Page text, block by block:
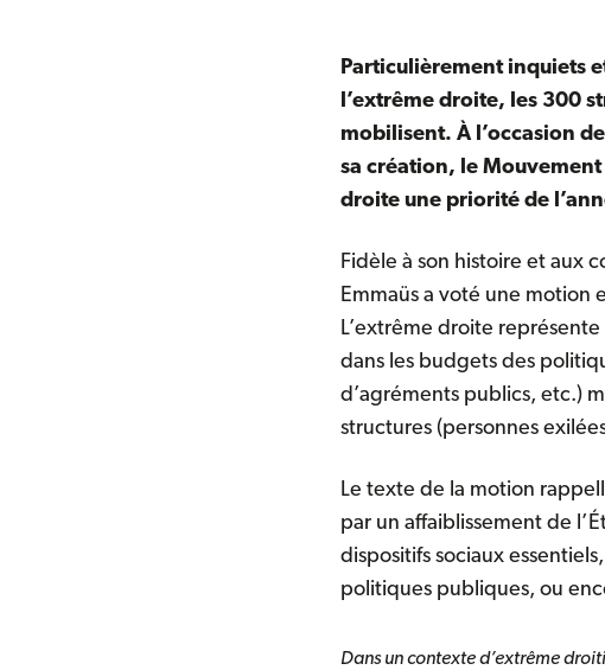
Particulièrement inquiets
l’extrême droite, les 300
mobilisent. À l’occasion
sa création, le
droite une priorité de
Fidèle à son histoire et aux
Emmaüs a voté une motion
L’extrême droite
dans les budgets des
d’agréments publics, etc.)
structures (personnes
Le texte de la motion
par un affaiblissement de
dispositifs sociaux
politiques publiques, ou
Dans un contexte d’extrême